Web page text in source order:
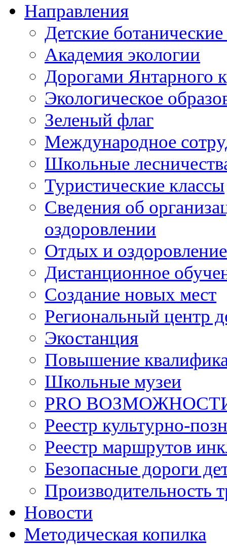
Направления
Детские
Академия экологии
Дорогами Янтарного
Экологическое
Зеленый флаг
Международное
Школьные
Туристические классы
Сведения об
оздоровлении
Отдых и
Дистанционное
Создание новых мест
Региональный центр
Экостанция
Повышение
Школьные музеи
PRO
Реестр культурно-
Реестр маршрутов
Безопасные дороги
Производительность
Новости
Методическая копилка